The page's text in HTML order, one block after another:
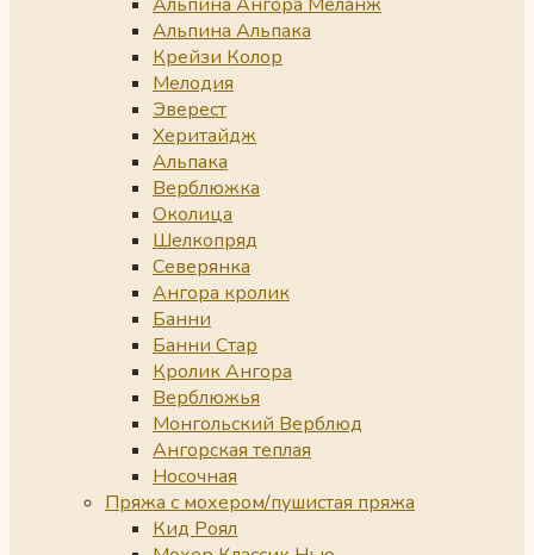
Альпина Альпака
Крейзи Колор
Мелодия
Эверест
Херитайдж
Альпака
Верблюжка
Околица
Шелкопряд
Северянка
Ангора кролик
Банни
Банни Стар
Кролик Ангора
Верблюжья
Монгольский Верблюд
Ангорская теплая
Носочная
Пряжа с мохером/пушистая пряжа
Кид Роял